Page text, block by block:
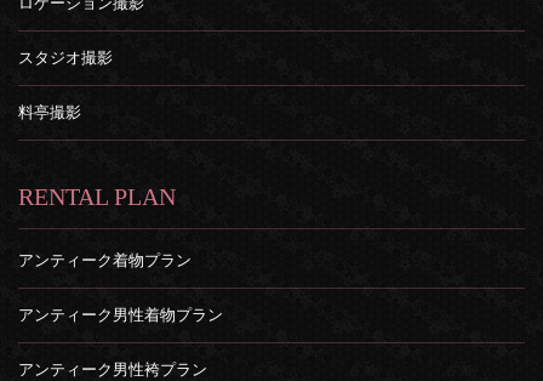
スタジオ撮影
料亭撮影
RENTAL PLAN
アンティーク着物プラン
アンティーク男性着物プラン
アンティーク男性袴プラン